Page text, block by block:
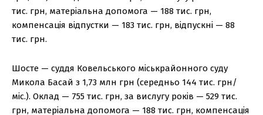
тис. грн, матеріальна допомога — 188 тис. грн,
компенсація відпустки — 183 тис. грн, відпускні — 88
тис. грн.
Шосте — суддя Ковельського міськрайонного суду
Микола Басай з 1,73 млн грн (середньо 144 тис. грн/
міс.). Оклад — 755 тис. грн, за вислугу років — 529 тис.
грн, матеріальна допомога — 188 тис. грн, компенсація